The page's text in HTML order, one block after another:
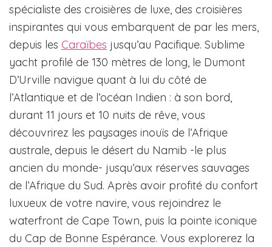
spécialiste des croisières de luxe, des croisières
inspirantes qui vous embarquent de par les mers,
depuis les Caraïbes jusqu’au Pacifique. Sublime
yacht profilé de 130 mètres de long, le Dumont
D’Urville navigue quant à lui du côté de
l’Atlantique et de l’océan Indien : à son bord,
durant 11 jours et 10 nuits de rêve, vous
découvrirez les paysages inouïs de l’Afrique
australe, depuis le désert du Namib -le plus
ancien du monde- jusqu’aux réserves sauvages
de l’Afrique du Sud. Après avoir profité du confort
luxueux de votre navire, vous rejoindrez le
waterfront de Cape Town, puis la pointe iconique
du Cap de Bonne Espérance. Vous explorerez la